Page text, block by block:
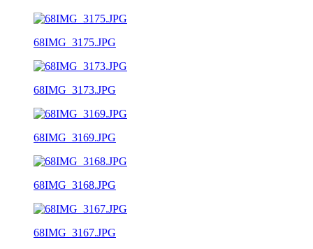
68IMG_3175.JPG
68IMG_3173.JPG
68IMG_3169.JPG
68IMG_3168.JPG
68IMG_3167.JPG